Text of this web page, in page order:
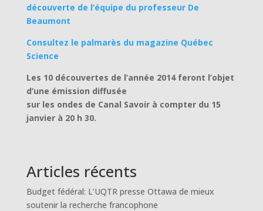
découverte de l’équipe du professeur De
Beaumont
Consultez le palmarès du magazine Québec
Science
Les 10 découvertes de l’année 2014 feront l’objet
d’une émission diffusée
sur les ondes de Canal Savoir à compter du 15
janvier à 20 h 30.
Articles récents
Budget fédéral: L’UQTR presse Ottawa de mieux
soutenir la recherche francophone